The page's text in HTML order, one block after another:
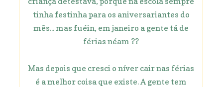
tinha festinha para os aniversariantes do
mês... mas fuéin, em janeiro a gente tá de
férias néam ??
Mas depois que cresci o níver cair nas férias
é a melhor coisa que existe. A gente tem